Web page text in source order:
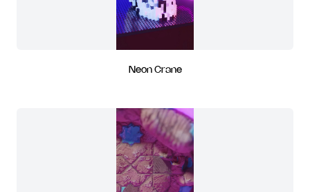
Neon Crane